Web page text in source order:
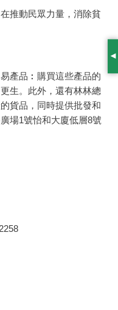
推動民眾力量，消除貧
產品︰購買這些產品的
生。此外，還有林林總
貨品，同時提供批發和
場1號怡和大廈低層8號